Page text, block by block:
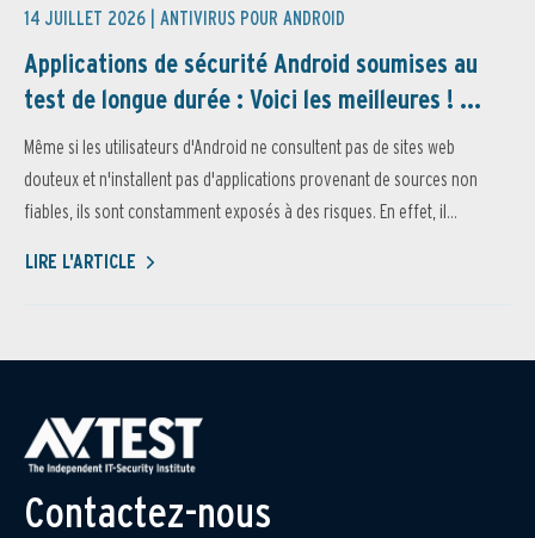
14 JUILLET 2026 | ANTIVIRUS POUR ANDROID
Applications de sécurité Android soumises au
test de longue durée : Voici les meilleures ! ...
Même si les utilisateurs d'Android ne consultent pas de sites web
douteux et n'installent pas d'applications provenant de sources non
fiables, ils sont constamment exposés à des risques. En effet, il...
LIRE L'ARTICLE
Contactez-nous